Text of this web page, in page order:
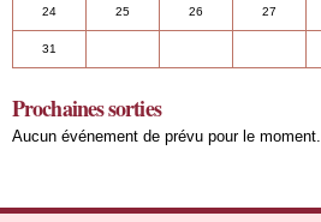
24 25 26 27
31
Prochaines sorties
Aucun événement de prévu pour le moment.